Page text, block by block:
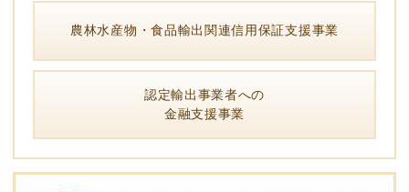
農林水産物・食品輸出関連信用保証支援事業
認定輸出事業者への
金融支援事業